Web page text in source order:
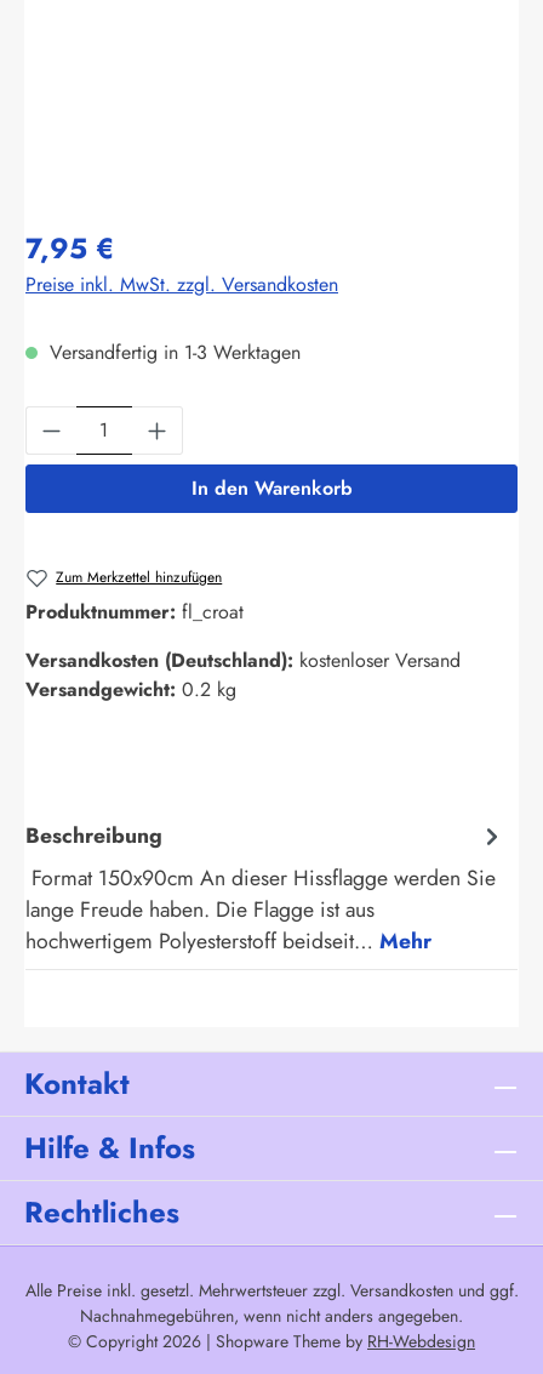
7,95 €
Preise inkl. MwSt. zzgl. Versandkosten
Versandfertig in 1-3 Werktagen
Produkt Anzahl: Gib den gewünschten
In den Warenkorb
Zum Merkzettel hinzufügen
Produktnummer: fl_croat
Versandkosten (Deutschland): kostenloser Versand
Versandgewicht: 0.2 kg
Beschreibung
Format 150x90cm An dieser Hissflagge werden Sie
lange Freude haben. Die Flagge ist aus
hochwertigem Polyesterstoff beidseit… Mehr
Kontakt
Hilfe & Infos
Rechtliches
Alle Preise inkl. gesetzl. Mehrwertsteuer zzgl. Versandkostenund ggf.
Nachnahmegebühren, wenn nicht anders angegeben.
© Copyright 2026 | Shopware Theme by RH-Webdesign